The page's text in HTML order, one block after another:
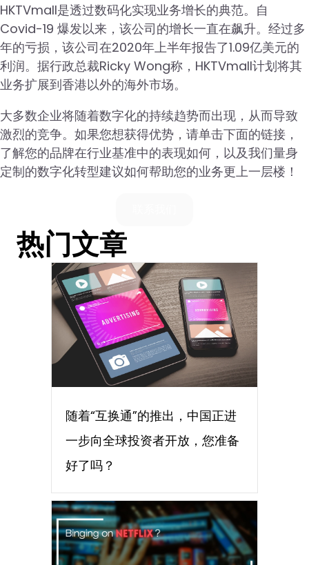
HKTVmall是透过数码化实现业务增长的典范。自
Covid-19 爆发以来，该公司的增长一直在飙升。经过多
年的亏损，该公司在2020年上半年报告了1.09亿美元的
利润。据行政总裁Ricky Wong称，HKTVmall计划将其
业务扩展到香港以外的海外市场。
大多数企业将随着数字化的持续趋势而出现，从而导致
激烈的竞争。如果您想获得优势，请单击下面的链接，
了解您的品牌在行业基准中的表现如何，以及我们量身
定制的数字化转型建议如何帮助您的业务更上一层楼！
热门文章
随着“互换通”的推出，中国正进
一步向全球投资者开放，您准备
好了吗？